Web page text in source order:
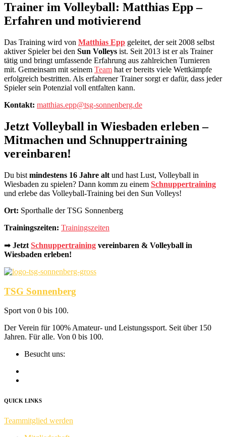
Trainer im Volleyball: Matthias Epp –
Erfahren und motivierend
Das Training wird von Matthias Epp geleitet, der seit 2008 selbst
aktiver Spieler bei den Sun Volleys ist. Seit 2013 ist er als Trainer
tätig und bringt umfassende Erfahrung aus zahlreichen Turnieren
mit. Gemeinsam mit seinem Team hat er bereits viele Wettkämpfe
erfolgreich bestritten. Als erfahrener Trainer sorgt er dafür, dass jeder
Spieler sein Potenzial voll entfalten kann.
Kontakt: matthias.epp@tsg-sonnenberg.de
Jetzt Volleyball in Wiesbaden erleben –
Mitmachen und Schnuppertraining
vereinbaren!
Du bist mindestens 16 Jahre alt und hast Lust, Volleyball in
Wiesbaden zu spielen? Dann komm zu einem Schnuppertraining
und erlebe das Volleyball-Training bei den Sun Volleys!
Ort: Sporthalle der TSG Sonnenberg
Trainingszeiten: Trainingszeiten
➡ Jetzt Schnuppertraining vereinbaren & Volleyball in
Wiesbaden erleben!
TSG Sonnenberg
Sport von 0 bis 100.
Der Verein für 100% Amateur- und Leis­tungs­sport. Seit über 150
Jahren. Für alle. Von 0 bis 100.
Besucht uns:
QUICK LINKS
Teammitglied werden